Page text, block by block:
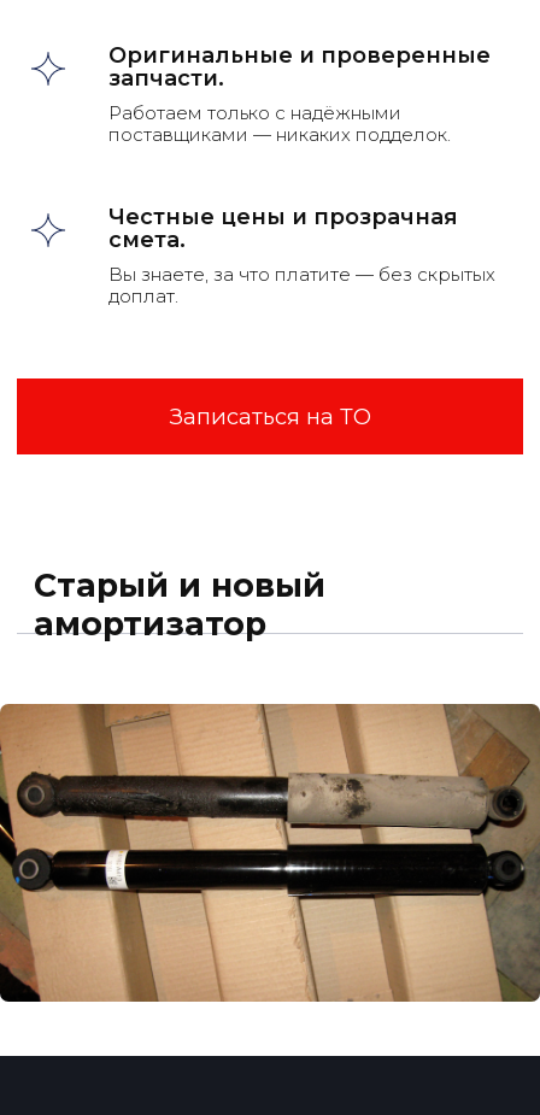
Оригинальные и проверенные
запчасти.
Работаем только с надёжными
поставщиками — никаких подделок.
Честные цены и прозрачная
смета.
Вы знаете, за что платите — без скрытых
доплат.
Запишитесь на ТО и получите